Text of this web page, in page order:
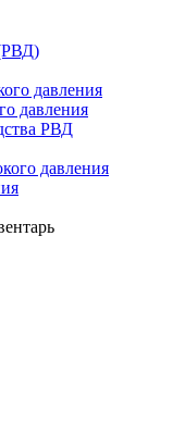
давления
давления
РВД
давления